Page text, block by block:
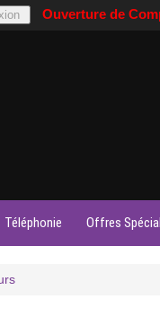
Ouverture de
Téléphonie Offres